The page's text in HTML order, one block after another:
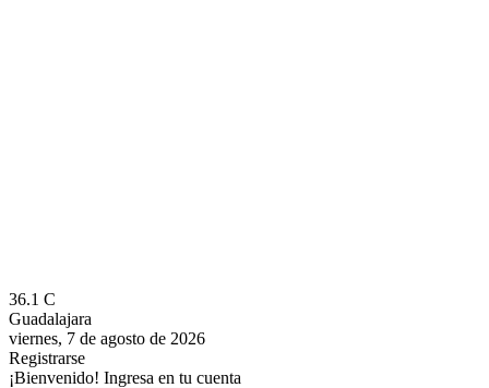
36.1 C
Guadalajara
viernes, 7 de agosto de 2026
Registrarse
¡Bienvenido! Ingresa en tu cuenta